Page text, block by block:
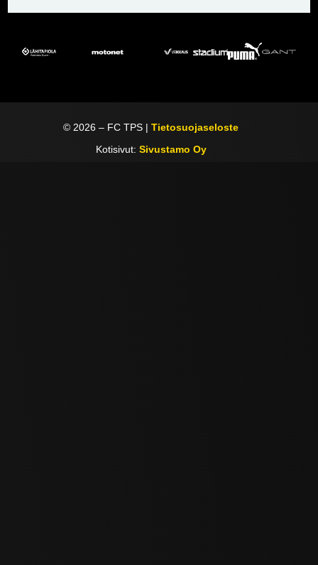
©2026 – FC TPS |Tietosuojaseloste
Kotisivut: Sivustamo Oy